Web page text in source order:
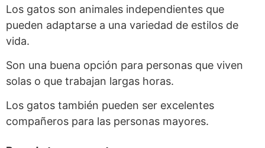
Los gatos son animales independientes que
pueden adaptarse a una variedad de estilos de
vida.
Son una buena opción para personas que viven
solas o que trabajan largas horas.
Los gatos también pueden ser excelentes
compañeros para las personas mayores.